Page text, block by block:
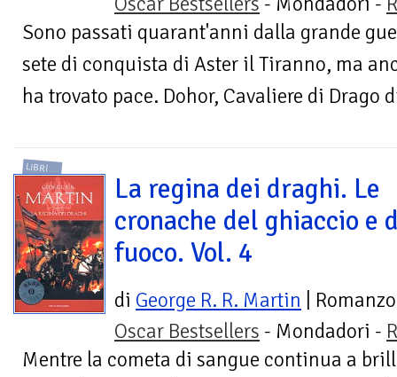
Sono passati quarant'anni dalla grande
sete di conquista di Aster il Tiranno, ma
ha trovato pace. Dohor, Cavaliere di Drago
LIBRI
La regina dei draghi. Le
cronache del ghiaccio e
fuoco. Vol. 4
di George R. R. Martin | Romanzo
Oscar Bestsellers - Mondadori -
Mentre la cometa di sangue continua a